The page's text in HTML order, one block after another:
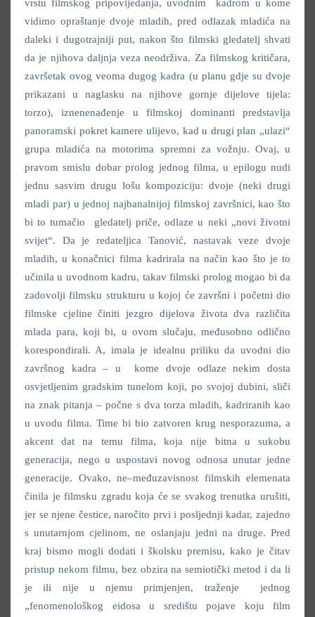
vrstu filmskog pripovijedanja, uvodnim kadrom u kome
vidimo opraštanje dvoje mladih, pred odlazak mladića na
daleki i dugotrajniji put, nakon što filmski gledatelj shvati
da je njihova daljnja veza neodrživa. Za filmskog kritičara,
završetak ovog veoma dugog kadra (u planu gdje su dvoje
prikazani u naglasku na njihove gornje dijelove tijela:
torzo), iznenenađenje u filmskoj dominanti predstavlja
panoramski pokret kamere ulijevo, kad u drugi plan „ulazi“
grupa mladića na motorima spremni za vožnju. Ovaj, u
pravom smislu dobar prolog jednog filma, u epilogu nudi
jednu sasvim drugu lošu kompoziciju: dvoje (neki drugi
mladi par) u jednoj najbanalnijoj filmskoj završnici, kao što
bi to tumačio gledatelj priče, odlaze u neki „novi životni
svijet“. Da je redateljica Tanović, nastavak veze dvoje
mladih, u konačnici filma kadrirala na način kao što je to
učinila u uvodnom kadru, takav filmski prolog mogao bi da
zadovolji filmsku strukturu u kojoj će završni i početni dio
filmske cjeline činiti jezgro dijelova života dva različita
mlada para, koji bi, u ovom slučaju, međusobno odlično
korespondirali. A, imala je idealnu priliku da uvodni dio
završnog kadra – u kome dvoje odlaze nekim dosta
osvjetljenim gradskim tunelom koji, po svojoj dubini, sliči
na znak pitanja – počne s dva torza mladih, kadriranih kao
u uvodu filma. Time bi bio zatvoren krug nesporazuma, a
akcent dat na temu filma, koja nije bitna u sukobu
generacija, nego u uspostavi novog odnosa unutar jedne
generacije. Ovako, ne–međuzavisnost filmskih elemenata
činila je filmsku zgradu koja će se svakog trenutka urušiti,
jer se njene čestice, naročito prvi i posljednji kadar, zajedno
s unutarnjom cjelinom, ne oslanjaju jedni na druge. Pred
kraj bismo mogli dodati i školsku premisu, kako je čitav
pristup nekom filmu, bez obzira na semiotički metod i da li
je ili nije u njemu primjenjen, traženje jednog
„fenomenološkog eidosa u središtu pojave koju film